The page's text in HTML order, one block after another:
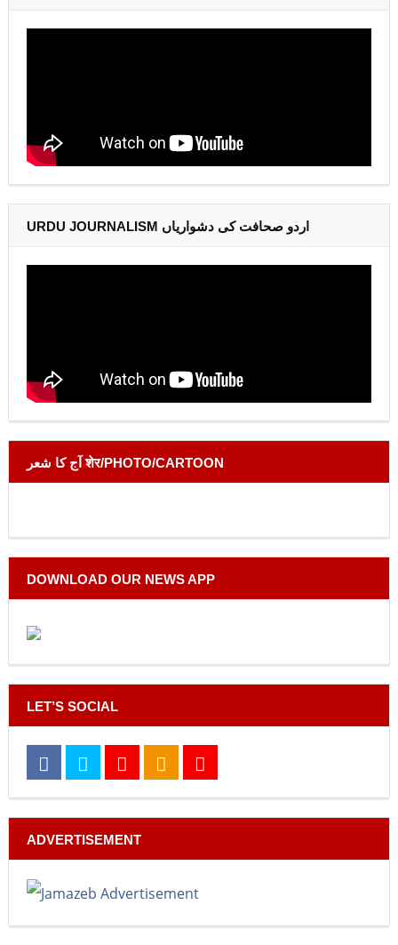
URDU JOURNALISM اردو صحافت کی دشواریاں
آج کا شعر शेर/PHOTO/CARTOON
DOWNLOAD OUR NEWS APP
LET’S SOCIAL
ADVERTISEMENT